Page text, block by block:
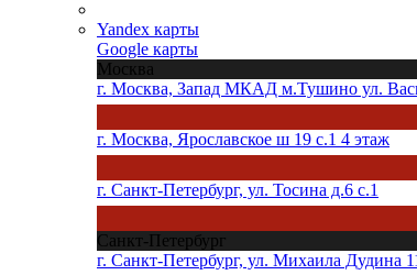
Yandex карты
Google карты
Москва
г. Москва, Запад МКАД м.Тушино ул.
г. Москва, Ярославское ш 19 с.1 4 этаж
г. Санкт-Петербург, ул. Тосина д.6 с.1
Санкт-Петербург
г. Санкт-Петербург, ул. Михаила Дудина